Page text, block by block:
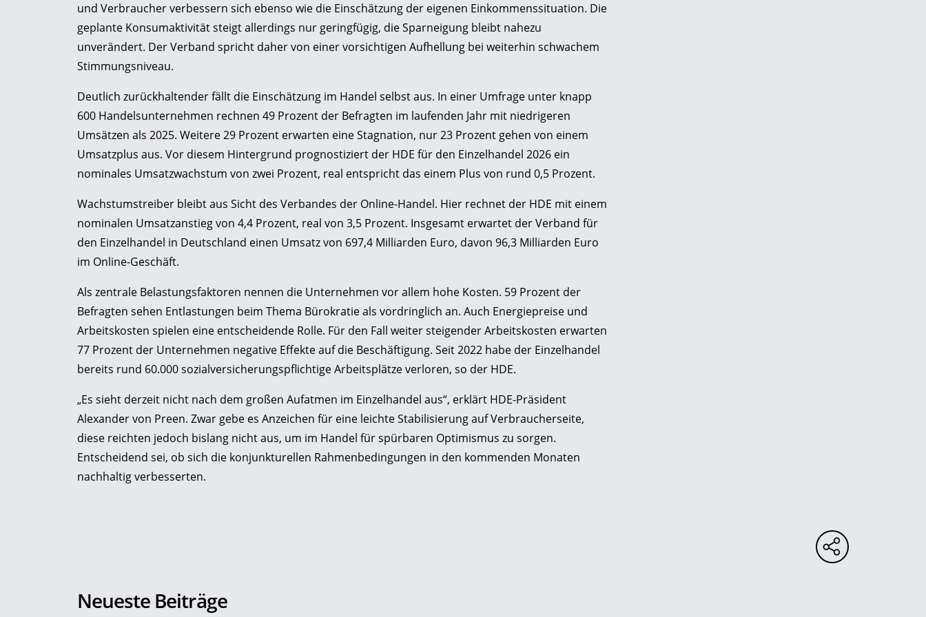
und Verbraucher verbessern sich ebenso wie die Einschätzung der eigenen Einkommenssituation. Die
geplante Konsumaktivität steigt allerdings nur geringfügig, die Sparneigung bleibt nahezu
unverändert. Der Verband spricht daher von einer vorsichtigen Aufhellung bei weiterhin schwachem
Stimmungsniveau.
Deutlich zurückhaltender fällt die Einschätzung im Handel selbst aus. In einer Umfrage unter knapp
600 Handelsunternehmen rechnen 49 Prozent der Befragten im laufenden Jahr mit niedrigeren
Umsätzen als 2025. Weitere 29 Prozent erwarten eine Stagnation, nur 23 Prozent gehen von einem
Umsatzplus aus. Vor diesem Hintergrund prognostiziert der HDE für den Einzelhandel 2026 ein
nominales Umsatzwachstum von zwei Prozent, real entspricht das einem Plus von rund 0,5 Prozent.
Wachstumstreiber bleibt aus Sicht des Verbandes der Online-Handel. Hier rechnet der HDE mit einem
nominalen Umsatzanstieg von 4,4 Prozent, real von 3,5 Prozent. Insgesamt erwartet der Verband für
den Einzelhandel in Deutschland einen Umsatz von 697,4 Milliarden Euro, davon 96,3 Milliarden Euro
im Online-Geschäft.
Als zentrale Belastungsfaktoren nennen die Unternehmen vor allem hohe Kosten. 59 Prozent der
Befragten sehen Entlastungen beim Thema Bürokratie als vordringlich an. Auch Energiepreise und
Arbeitskosten spielen eine entscheidende Rolle. Für den Fall weiter steigender Arbeitskosten erwarten
77 Prozent der Unternehmen negative Effekte auf die Beschäftigung. Seit 2022 habe der Einzelhandel
bereits rund 60.000 sozialversicherungspflichtige Arbeitsplätze verloren, so der HDE.
„Es sieht derzeit nicht nach dem großen Aufatmen im Einzelhandel aus“, erklärt HDE-Präsident
Alexander von Preen. Zwar gebe es Anzeichen für eine leichte Stabilisierung auf Verbraucherseite,
diese reichten jedoch bislang nicht aus, um im Handel für spürbaren Optimismus zu sorgen.
Entscheidend sei, ob sich die konjunkturellen Rahmenbedingungen in den kommenden Monaten
nachhaltig verbesserten.
Neueste Beiträge